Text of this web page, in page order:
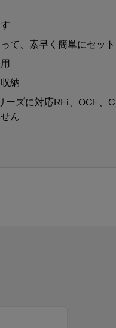
て、素早く簡単にセッ
納
ーズに対応RFi、OCF、
ん